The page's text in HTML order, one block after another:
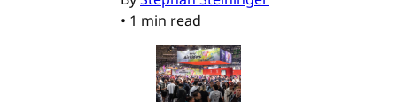
• 1 min read